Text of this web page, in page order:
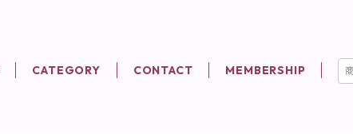
CATEGORY CONTACT MEMBERSHIP